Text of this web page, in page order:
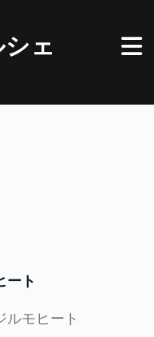
ェ
ート
ルモヒート